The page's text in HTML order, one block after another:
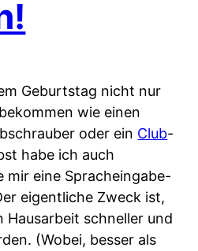
Geburtstag nicht nur
wie einen
oder ein Club-
habe ich auch
mir eine Spracheingabe-
eigentliche Zweck ist,
Hausarbeit schneller und
(Wobei, besser als